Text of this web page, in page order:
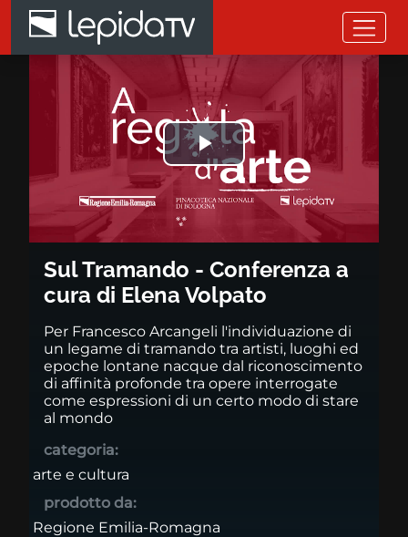
Salta al contenuto principale
Sul Tramando - Conferenza a
Riprodurre
il
video
Sul Tramando - Conferenza a
cura di Elena Volpato
Per Francesco Arcangeli l'individuazione di
un legame di tramando tra artisti, luoghi ed
epoche lontane nacque dal riconoscimento
di affinità profonde tra opere interrogate
come espressioni di un certo modo di stare
al mondo
categoria:
arte e cultura
prodotto da:
Regione Emilia-Romagna